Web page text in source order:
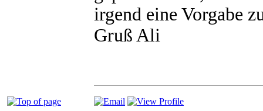
irgend eine Vorgabe
Gruß Ali